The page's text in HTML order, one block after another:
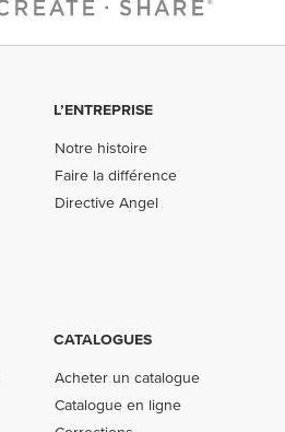
L’ENTREPRISE
Notre histoire
Faire la différence
Directive Angel
CATALOGUES
Acheter un catalogue
Catalogue en ligne